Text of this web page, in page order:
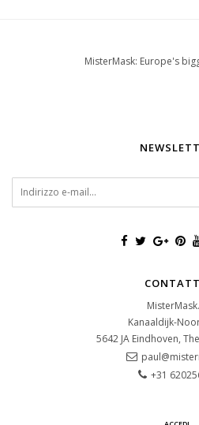
MisterMask: Europe's
Kanaaldijk-
5642 JA Eindhoven,
+31